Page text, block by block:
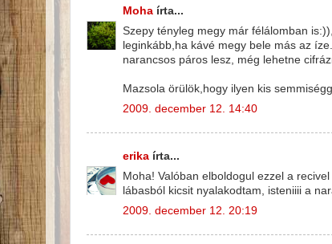
Moha írta...
Szepy tényleg megy már félálomban
leginkább,ha kávé megy bele más az
narancsos páros lesz, még lehetne
Mazsola örülök,hogy ilyen kis
2009. december 12. 14:40
erika írta...
Moha! Valóban elboldogul ezzel a
lábasból kicsit nyalakodtam, isteniiii a
2009. december 12. 20:19